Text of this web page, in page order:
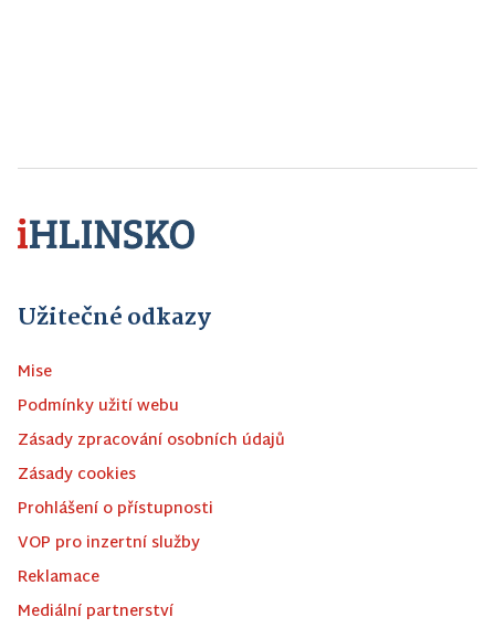
Užitečné odkazy
Mise
Podmínky užití webu
Zásady zpracování osobních údajů
Zásady cookies
Prohlášení o přístupnosti
VOP pro inzertní služby
Reklamace
Mediální partnerství